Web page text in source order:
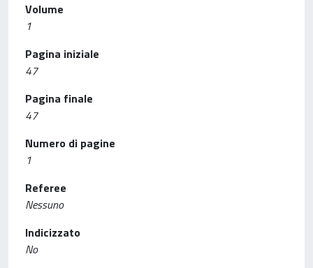
Volume
1
Pagina iniziale
47
Pagina finale
47
Numero di pagine
1
Referee
Nessuno
Indicizzato
No